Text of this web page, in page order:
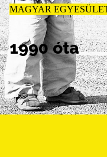
MAGYAR
1990 óta